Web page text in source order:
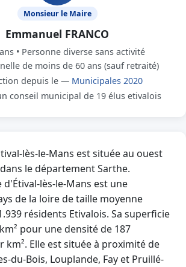
Monsieur le Maire
Emmanuel FRANCO
• Personne diverse sans activité
de moins de 60 ans (sauf retraité)
depuis le — Municipales 2020
conseil municipal de 19 élus etivalois
lès-le-Mans est située au ouest
le département Sarthe.
d'Étival-lès-le-Mans est une
de la loire de taille moyenne
résidents Etivalois. Sa superficie
pour une densité de 187
km². Elle est située à proximité de
du-Bois, Louplande, Fay et Pruillé-